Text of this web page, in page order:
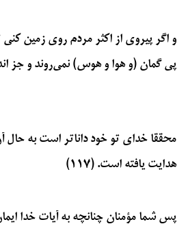
و اگر پیروی از اکثر مردم روی زمین کنی
پی گمان (و هوا و هوس) نمی‌روند و جز
محققا خدای تو خود داناتر است به حال
هدایت یافته است. (۱۱۷)
پس شما مؤمنان چنانچه به آیات خدا